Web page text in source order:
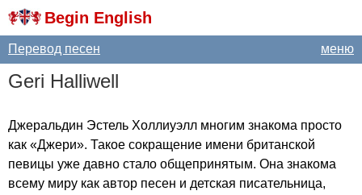
Begin English
меню
Перевод песен
Geri Halliwell
Джеральдин Эстель Холлиуэлл многим знакома просто
как «Джери». Такое сокращение имени британской
певицы уже давно стало общепринятым. Она знакома
всему миру как автор песен и детская писательница,